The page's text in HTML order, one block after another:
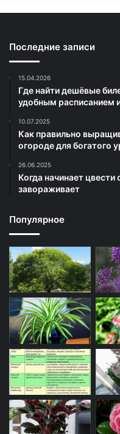
Последние записи
15.04.2026
Где найти дешёвые
удобным расписанием
10.07.2025
Как правильно
огороде для богатого
26.06.2025
Когда начинает
завораживает
Популярное